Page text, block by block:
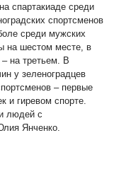
спартакиаде среди
спортсменов
среди мужских
на шестом месте, в
на третьем. В
у зеленоградцев
– первые
и гиревом спорте.
людей с
Янченко.